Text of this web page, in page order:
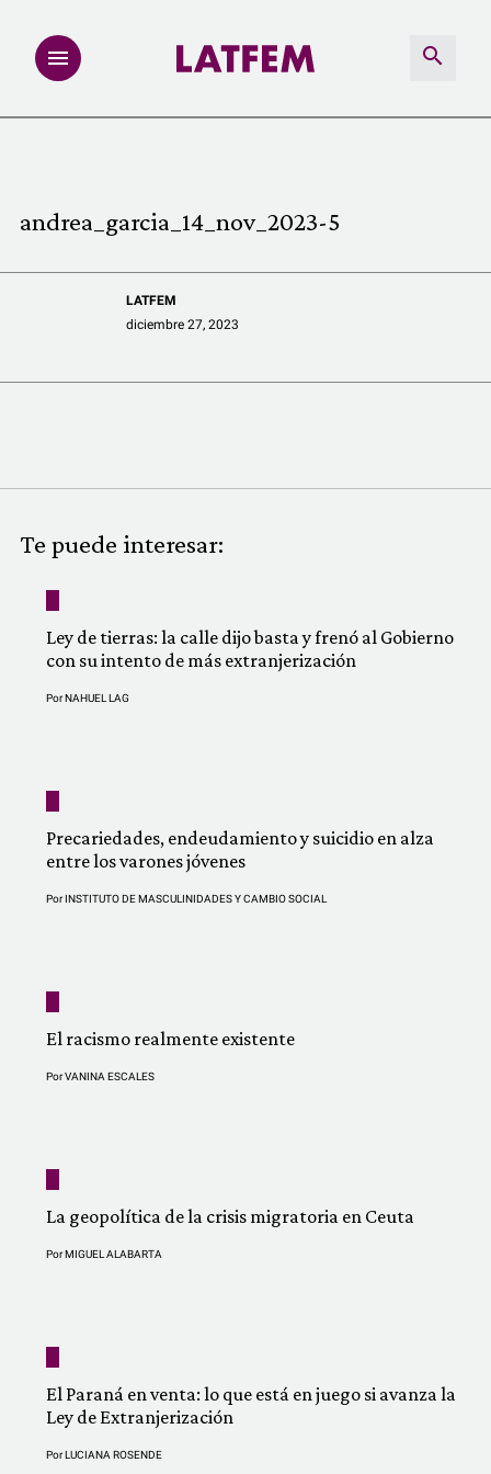
REDACCIÓN ABIERTA
LATFEMLAB.
QUIÉNES SOMOS
andrea_garcia_14_nov_2023-5
LATFEM
diciembre 27, 2023
Te puede interesar:
Ley de tierras: la calle dijo basta y frenó al Gobierno
con su intento de más extranjerización
PorNAHUEL LAG
Precariedades, endeudamiento y suicidio en alza
entre los varones jóvenes
PorINSTITUTO DE MASCULINIDADES Y CAMBIO SOCIAL
El racismo realmente existente
PorVANINA ESCALES
La geopolítica de la crisis migratoria en Ceuta
PorMIGUEL ALABARTA
El Paraná en venta: lo que está en juego si avanza la
Ley de Extranjerización
PorLUCIANA ROSENDE